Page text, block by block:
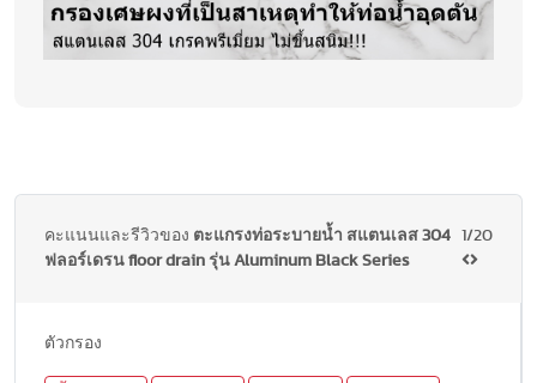
คะแนนและรีวิวของ ตะแกรงท่อระบายน้ำ สแตนเลส 304
ฟลอร์เดรน floor drain รุ่น Aluminum Black Series
1/20
ตัวกรอง